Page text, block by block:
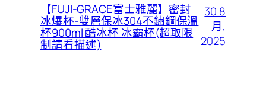
【FUJI-GRACE富士雅麗】密封
冰爆杯-雙層保冰304不鏽鋼保溫
杯900ml 酷冰杯 冰霸杯(超取限
制請看描述)
30 8
月,
2025